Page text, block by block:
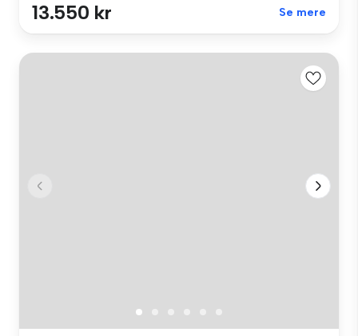
13.550 kr Se mere